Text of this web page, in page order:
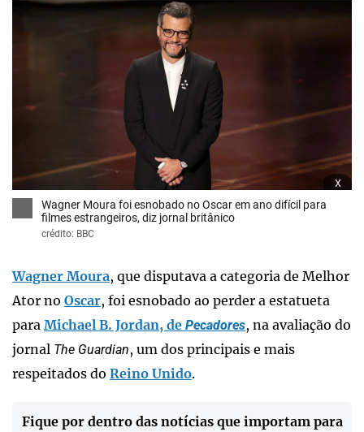
x
Wagner Moura foi esnobado no Oscar em ano difícil para
filmes estrangeiros, diz jornal britânico
crédito: BBC
Wagner Moura, que disputava a categoria de Melhor
Ator no Oscar, foi esnobado ao perder a estatueta
para Michael B. Jordan, de Pecadores, na avaliação do
jornal The Guardian, um dos principais e mais
respeitados do Reino Unido.
Fique por dentro das notícias que importam para